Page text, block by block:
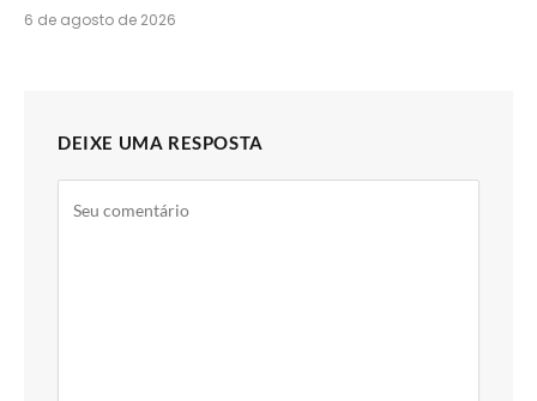
6 de agosto de 2026
DEIXE UMA RESPOSTA